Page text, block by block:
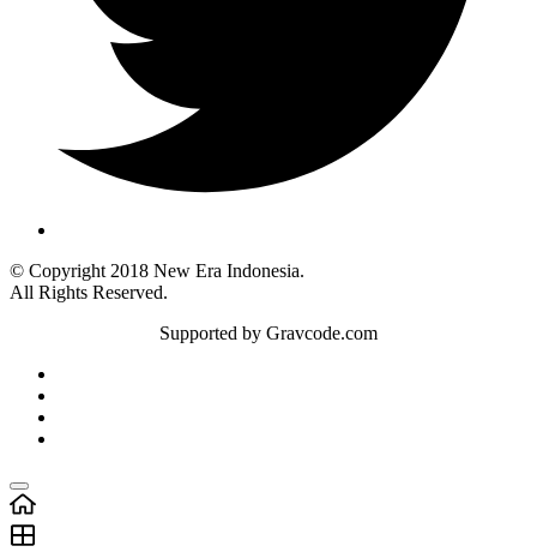
© Copyright 2018 New Era Indonesia.
All Rights Reserved.
Supported by Gravcode.com